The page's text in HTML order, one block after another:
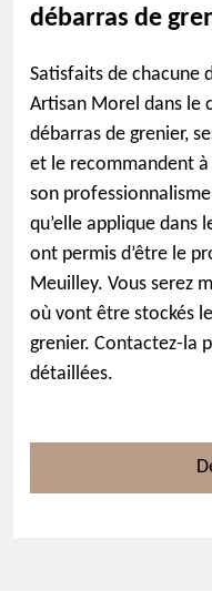
débarras de
Satisfaits de chacune
Artisan Morel dans le
débarras de grenier,
et le recommandent à
son
qu’elle applique dans
ont permis d’être le
Meuilley. Vous serez
où vont être stockés
grenier. Contactez-la
détaillées.